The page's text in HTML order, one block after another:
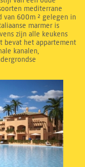
mediterrane
van 600m ² gelegen in
marmer is
zijn alle keukens
bevat het appartement
kanalen,